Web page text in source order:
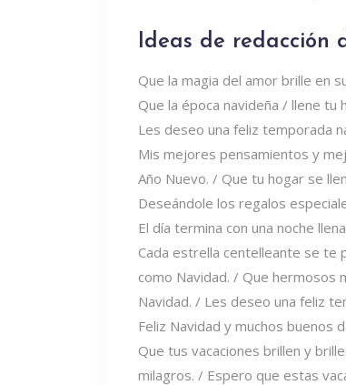
Ideas de redacción
Que la magia del amor brille en
Que la época navideña / llene
Les deseo una feliz temporada
Mis mejores pensamientos y
Año Nuevo. / Que tu hogar se
Deseándole los regalos
El día termina con una noche
Cada estrella centelleante se te
como Navidad. / Que hermosos
Navidad. / Les deseo una feliz
Feliz Navidad y muchos buenos
Que tus vacaciones brillen y
milagros. / Espero que estas